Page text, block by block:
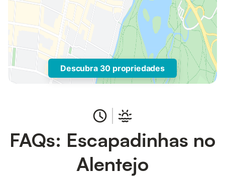
Descubra 30 propriedades
FAQs: Escapadinhas no
Alentejo